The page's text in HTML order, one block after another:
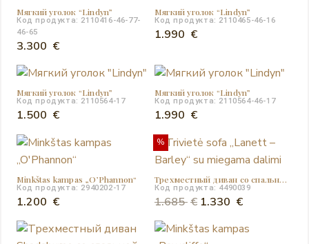
Мягкий уголок “Lindyn”
Код продукта: 2110416-46-77-
46-65
3.300 €
Мягкий уголок “Lindyn”
Код продукта: 2110465-46-16
1.990 €
Мягкий уголок “Lindyn”
Код продукта: 2110564-17
1.500 €
Мягкий уголок “Lindyn”
Код продукта: 2110564-46-17
1.990 €
Minkštas kampas „O’Phannon“
Код продукта: 2940202-17
1.200 €
%
Трехместный диван со спальным местом “Lanett – Barley”
Код продукта: 4490039
1.685€ Первоначальная
составляла
1.330 €Текущая
1.330 €.